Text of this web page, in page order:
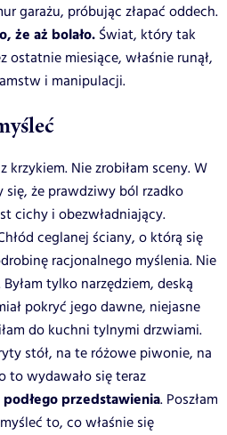
garażu, próbując złapać oddech.
że aż bolało. Świat, który tak
ostatnie miesiące, właśnie runął,
i manipulacji.
krzykiem. Nie zrobiłam sceny. W
się, że prawdziwy ból rzadko
cichy i obezwładniający.
ceglanej ściany, o którą się
racjonalnego myślenia. Nie
tylko narzędziem, deską
pokryć jego dawne, niejasne
do kuchni tylnymi drzwiami.
stół, na te różowe piwonie, na
to wydawało się teraz
przedstawienia. Poszłam
to, co właśnie się